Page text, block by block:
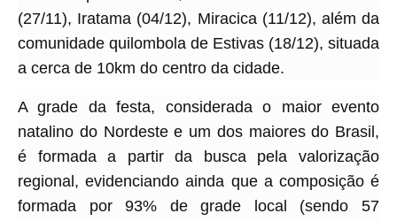
(27/11), Iratama (04/12), Miracica (11/12), além da
comunidade quilombola de Estivas (18/12), situada
a cerca de 10km do centro da cidade.
A grade da festa, considerada o maior evento
natalino do Nordeste e um dos maiores do Brasil,
é formada a partir da busca pela valorização
regional, evidenciando ainda que a composição é
formada por 93% de grade local (sendo 57